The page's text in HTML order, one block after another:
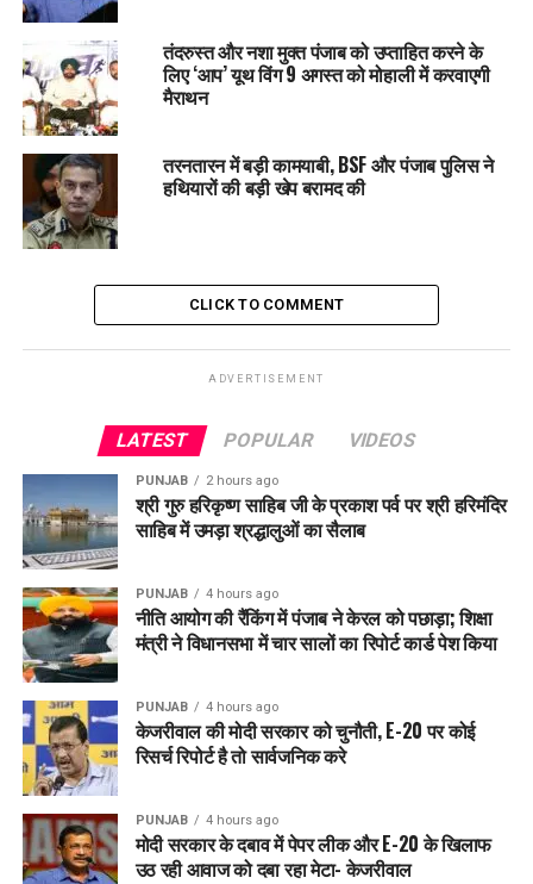
हटाने के फैसले को चुनौती
DON'T MISS
जंडियाला गुरु में 509 मेधावी विद्यार्थियों का सम्मान, हरभजन सिंह
ETO ने बढ़ाया हौसला
तंदरुस्त और नशा मुक्त पंजाब को उप्ताहित करने के
लिए ‘आप’ यूथ विंग 9 अगस्त को मोहाली में करवाएगी
मैराथन
तरनतारन में बड़ी कामयाबी, BSF और पंजाब पुलिस ने
हथियारों की बड़ी खेप बरामद की
CLICK TO COMMENT
ADVERTISEMENT
LATEST POPULAR VIDEOS
PUNJAB 2 hours ago
श्री गुरु हरिकृष्ण साहिब जी के प्रकाश पर्व पर श्री हरिमंदिर
साहिब में उमड़ा श्रद्धालुओं का सैलाब
PUNJAB 4 hours ago
नीति आयोग की रैंकिंग में पंजाब ने केरल को पछाड़ा; शिक्षा
मंत्री ने विधानसभा में चार सालों का रिपोर्ट कार्ड पेश किया
PUNJAB 4 hours ago
केजरीवाल की मोदी सरकार को चुनौती, E-20 पर कोई
रिसर्च रिपोर्ट है तो सार्वजनिक करे
PUNJAB 4 hours ago
मोदी सरकार के दबाव में पेपर लीक और E-20 के खिलाफ
उठ रही आवाज को दबा रहा मेटा- केजरीवाल